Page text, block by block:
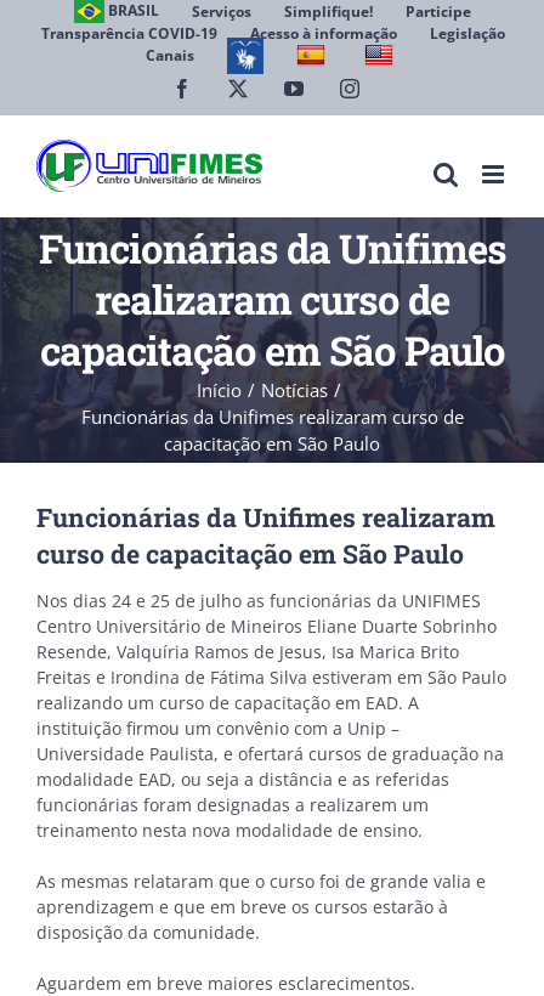
BRASIL Serviços Simplifique!
Participe
Transparência COVID-19
Acesso à informação
Legislação
Canais
Facebook YouTubeInstagram
Funcionárias da Unifimes
realizaram curso de
capacitação em São Paulo
Início
Notícias
Funcionárias da Unifimes realizaram curso de
capacitação em São Paulo
Funcionárias da Unifimes realizaram
curso de capacitação em São Paulo
Nos dias 24 e 25 de julho as funcionárias da UNIFIMES
Centro Universitário de Mineiros Eliane Duarte Sobrinho
Resende, Valquíria Ramos de Jesus, Isa Marica Brito
Freitas e Irondina de Fátima Silva estiveram em São Paulo
realizando um curso de capacitação em EAD. A
instituição firmou um convênio com a Unip –
Universidade Paulista, e ofertará cursos de graduação na
modalidade EAD, ou seja a distância e as referidas
funcionárias foram designadas a realizarem um
treinamento nesta nova modalidade de ensino.
As mesmas relataram que o curso foi de grande valia e
aprendizagem e que em breve os cursos estarão à
disposição da comunidade.
Aguardem em breve maiores esclarecimentos.